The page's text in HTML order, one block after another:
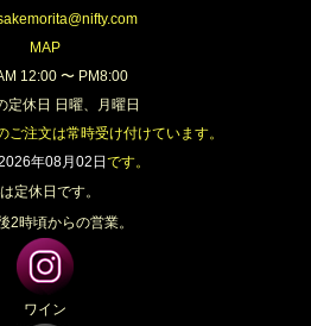
MAP
12:00 〜 PM8:00
定休日 日曜、月曜日
ご注文は常時受け付けています。
年08月02日です。
は定休日です。
2時頃からの営業。
ワイン